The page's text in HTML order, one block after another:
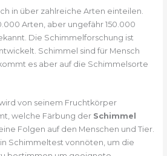
in über zahlreiche Arten einteilen.
Arten, aber ungefähr 150.000
Die Schimmelforschung ist
Schimmel sind für Mensch
es aber auf die Schimmelsorte
von seinem Fruchtkörper
welche Färbung der Schimmel
Folgen auf den Menschen und Tier.
Schimmeltest vonnöten, um die